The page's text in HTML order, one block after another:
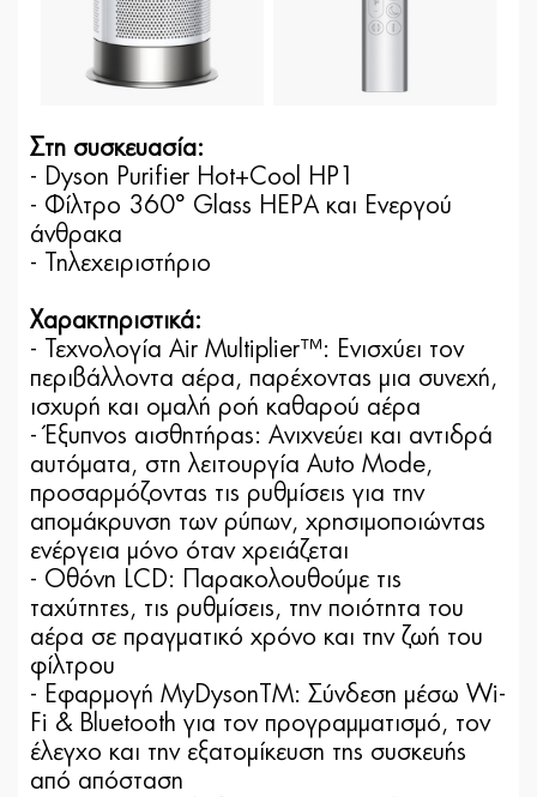
Στη συσκευασία:
- Dyson Purifier Hot+Cool HP1
- Φίλτρο 360° Glass HEPA και Ενεργού
άνθρακα
- Τηλεχειριστήριο
Χαρακτηριστικά:
- Τεχνολογία Air Multiplier™: Ενισχύει τον
περιβάλλοντα αέρα, παρέχοντας μια συνεχή,
ισχυρή και ομαλή ροή καθαρού αέρα
- Έξυπνος αισθητήρας: Ανιχνεύει και αντιδρά
αυτόματα, στη λειτουργία Auto Mode,
προσαρμόζοντας τις ρυθμίσεις για την
απομάκρυνση των ρύπων, χρησιμοποιώντας
ενέργεια μόνο όταν χρειάζεται
- Οθόνη LCD: Παρακολουθούμε τις
ταχύτητες, τις ρυθμίσεις, την ποιότητα του
αέρα σε πραγματικό χρόνο και την ζωή του
φίλτρου
- Εφαρμογή MyDysonTM: Σύνδεση μέσω Wi-
Fi & Bluetooth για τον προγραμματισμό, τον
έλεγχο και την εξατομίκευση της συσκευής
από απόσταση